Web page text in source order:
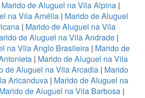
Marido de Aluguel na Vila Alpina |
na Vila Amélia | Marido de Aluguel
| Marido de Aluguel na Vila
de Aluguel na Vila Andrade |
na Vila Anglo Brasileira| Marido de
| Marido de Aluguel na Vila
de Aluguel na Vila Arcadia | Marido
Aricanduva | Marido de Aluguel na
Marido de Aluguel na Vila Barbosa|